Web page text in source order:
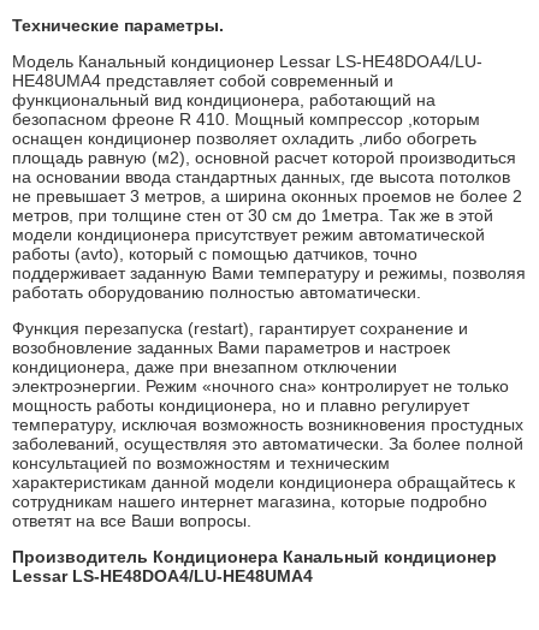
Технические параметры.
Модель Канальный кондиционер Lessar LS-HE48DOA4/LU-
HE48UMA4 представляет собой современный и
функциональный вид кондиционера, работающий на
безопасном фреоне R 410. Мощный компрессор ,которым
оснащен кондиционер позволяет охладить ,либо обогреть
площадь равную (м2), основной расчет которой производиться
на основании ввода стандартных данных, где высота потолков
не превышает 3 метров, а ширина оконных проемов не более 2
метров, при толщине стен от 30 см до 1метра. Так же в этой
модели кондиционера присутствует режим автоматической
работы (avto), который с помощью датчиков, точно
поддерживает заданную Вами температуру и режимы, позволяя
работать оборудованию полностью автоматически.
Функция перезапуска (restart), гарантирует сохранение и
возобновление заданных Вами параметров и настроек
кондиционера, даже при внезапном отключении
электроэнергии. Режим «ночного сна» контролирует не только
мощность работы кондиционера, но и плавно регулирует
температуру, исключая возможность возникновения простудных
заболеваний, осуществляя это автоматически. За более полной
консультацией по возможностям и техническим
характеристикам данной модели кондиционера обращайтесь к
сотрудникам нашего интернет магазина, которые подробно
ответят на все Ваши вопросы.
Производитель Кондиционера Канальный кондиционер
Lessar LS-HE48DOA4/LU-HE48UMA4